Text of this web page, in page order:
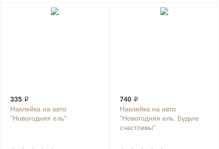
335 ₽
Наклейка на авто
"Новогодняя ель"
740 ₽
Наклейка на авто
"Новогодняя ель. Будьте
счастливы"